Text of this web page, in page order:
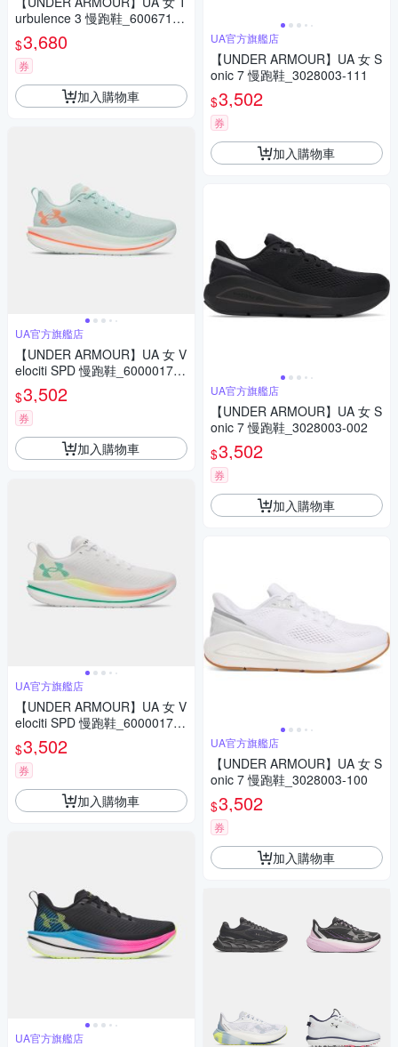
urbulence 3 慢跑鞋_6006718-
001
$3,680
券
加入購物車
UA官方旗艦店
【UNDER ARMOUR】UA 女 V
elociti SPD 慢跑鞋_6000017-7
03
$3,502
券
加入購物車
UA官方旗艦店
【UNDER ARMOUR】UA 女 V
elociti SPD 慢跑鞋_6000017-1
04
$3,502
券
加入購物車
UA官方旗艦店
UA官方旗艦店
【UNDER ARMOUR】UA 女 S
onic 7 慢跑鞋_3028003-111
$3,502
券
加入購物車
UA官方旗艦店
【UNDER ARMOUR】UA 女 S
onic 7 慢跑鞋_3028003-002
$3,502
券
加入購物車
UA官方旗艦店
【UNDER ARMOUR】UA 女 S
onic 7 慢跑鞋_3028003-100
$3,502
券
加入購物車